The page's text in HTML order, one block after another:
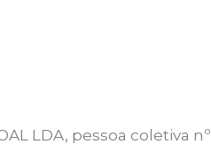
LDA, pessoa coletiva nº